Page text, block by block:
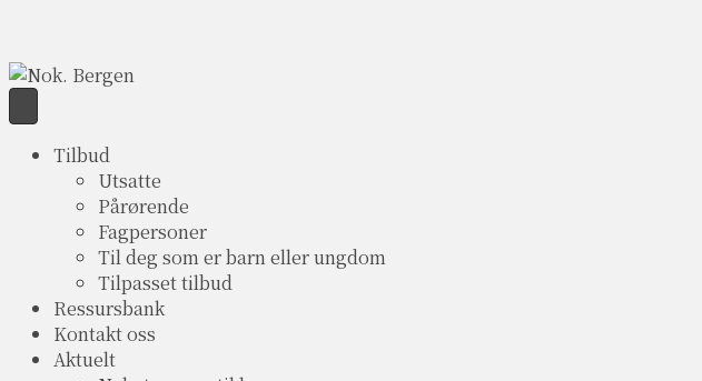
Tilbud
Utsatte
Pårørende
Fagpersoner
Til deg som er barn eller ungdom
Tilpasset tilbud
Ressursbank
Kontakt oss
Aktuelt